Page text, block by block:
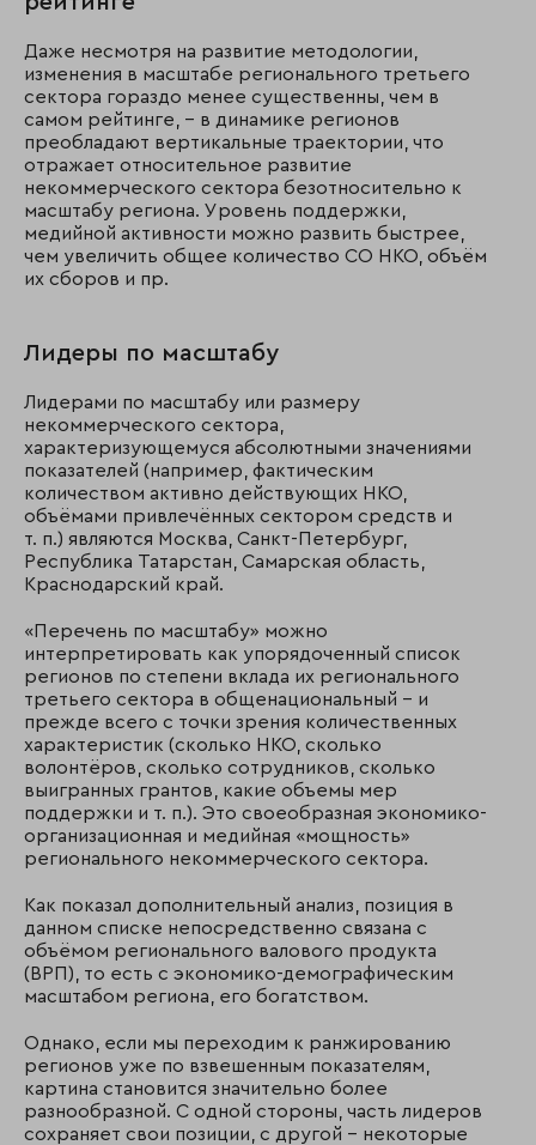
Даже несмотря на развитие методологии,
изменения в масштабе регионального третьего
сектора гораздо менее существенны, чем в
самом рейтинге, – в динамике регионов
преобладают вертикальные траектории, что
отражает относительное развитие
некоммерческого сектора безотносительно к
масштабу региона. Уровень поддержки,
медийной активности можно развить быстрее,
чем увеличить общее количество СО НКО, объём
их сборов и пр.
Лидеры по масштабу
Лидерами по масштабу или размеру
некоммерческого сектора,
характеризующемуся абсолютными значениями
показателей (например, фактическим
количеством активно действующих НКО,
объёмами привлечённых сектором средств и
т. п.) являются Москва, Санкт-Петербург,
Республика Татарстан, Самарская область,
Краснодарский край.
«Перечень по масштабу» можно
интерпретировать как упорядоченный список
регионов по степени вклада их регионального
третьего сектора в общенациональный – и
прежде всего с точки зрения количественных
характеристик (сколько НКО, сколько
волонтёров, сколько сотрудников, сколько
выигранных грантов, какие объемы мер
поддержки и т. п.). Это своеобразная экономико-
организационная и медийная «мощность»
регионального некоммерческого сектора.
Как показал дополнительный анализ, позиция в
данном списке непосредственно связана с
объёмом регионального валового продукта
(ВРП), то есть с экономико-демографическим
масштабом региона, его богатством.
Однако, если мы переходим к ранжированию
регионов уже по взвешенным показателям,
картина становится значительно более
разнообразной. С одной стороны, часть лидеров
сохраняет свои позиции, с другой – некоторые